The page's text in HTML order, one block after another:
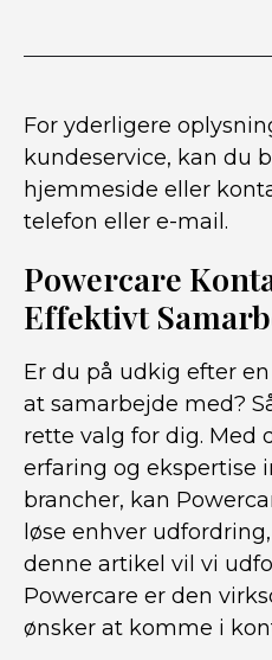
For yderligere
kundeservice, kan du
hjemmeside eller
telefon eller e-mail.
Powercare
Effektivt
Er du på udkig efter
at samarbejde med?
rette valg for dig. Med
erfaring og ekspertise
brancher, kan
løse enhver
denne artikel vil vi
Powercare er den
ønsker at komme i